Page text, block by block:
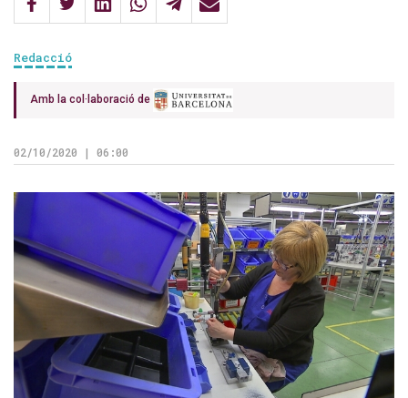
Redacció
Amb la col·laboració de
02/10/2020 | 06:00